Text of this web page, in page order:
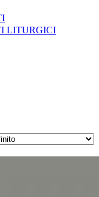
LITURGICI